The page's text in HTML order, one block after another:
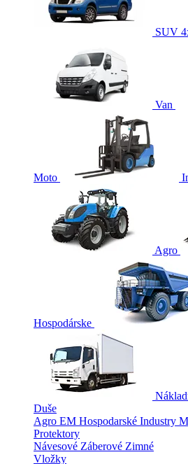
SUV
Van
Moto
Agro
Hospodárske
Duše
Agro EM Hospodarské Industry
Protektory
Návesové Záberové Zimné
Vložky